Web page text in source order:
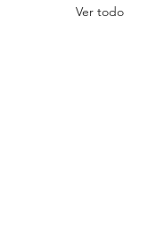
Ver todo